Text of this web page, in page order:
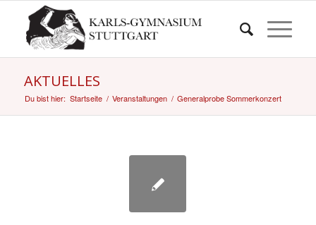
AKTUELLES
Du bist hier: Startseite / Veranstaltungen / Generalprobe Sommerkonzert